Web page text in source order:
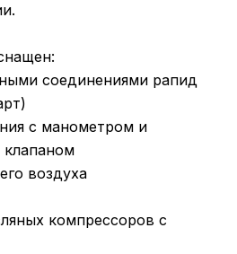
соединениями рапид
с манометром и
воздуха
компрессоров с